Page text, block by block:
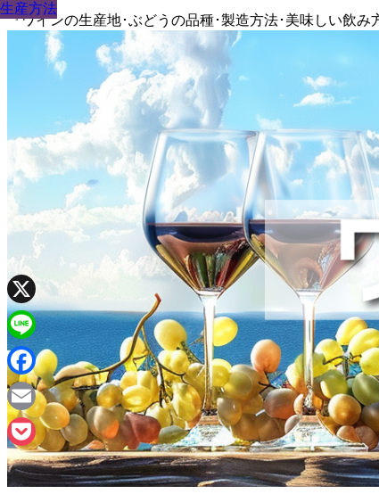
『ワインの生産地･ぶどうの品種･製造方法･美味しい飲み
生産方法
生産方法
生産方法
生産方法
生産方法
生産方法
生産方法
生産方法
生産方法
X
Line
Facebook
Email
Pocket